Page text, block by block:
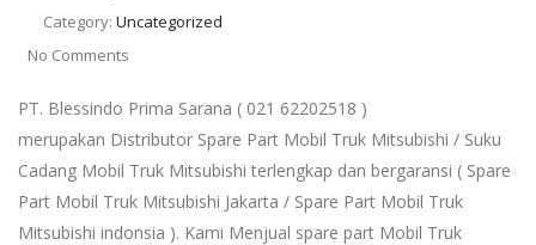
Category: Uncategorized
No Comments
PT. Blessindo Prima Sarana ( 021 62202518 )
merupakan Distributor Spare Part Mobil Truk Mitsubishi / Suku
Cadang Mobil Truk Mitsubishi terlengkap dan bergaransi ( Spare
Part Mobil Truk Mitsubishi Jakarta / Spare Part Mobil Truk
Mitsubishi indonsia ). Kami Menjual spare part Mobil Truk